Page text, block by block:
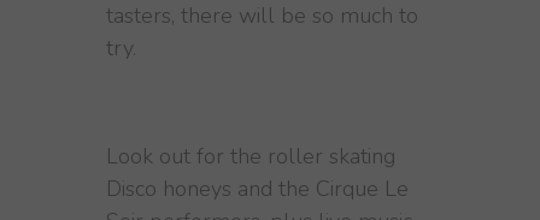
tasters, there will be so much to
try.
Look out for the roller skating
Disco honeys and the Cirque Le